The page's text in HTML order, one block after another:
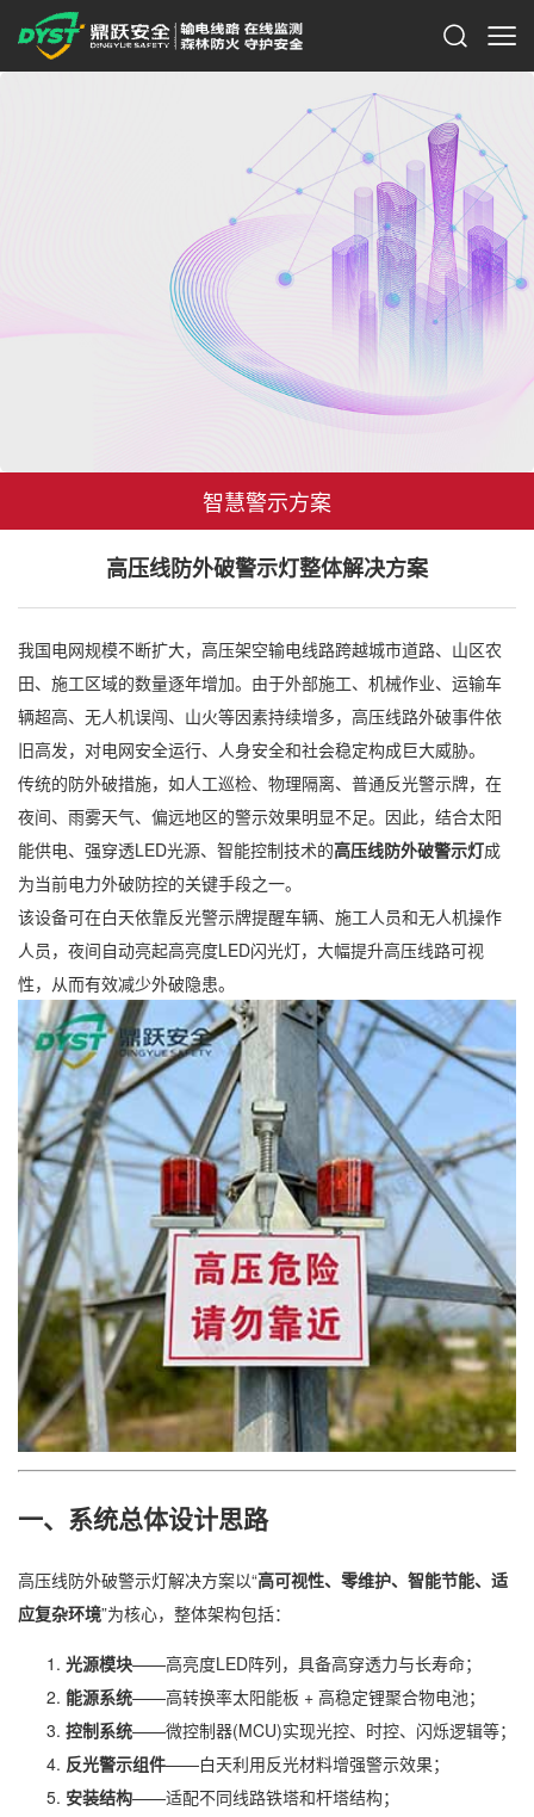
智慧警示方案
高压线防外破警示灯整体解决方案
我国电网规模不断扩大，高压架空输电线路跨越城市道路、山区农
田、施工区域的数量逐年增加。由于外部施工、机械作业、运输车
辆超高、无人机误闯、山火等因素持续增多，高压线路外破事件依
旧高发，对电网安全运行、人身安全和社会稳定构成巨大威胁。
传统的防外破措施，如人工巡检、物理隔离、普通反光警示牌，在
夜间、雨雾天气、偏远地区的警示效果明显不足。因此，结合太阳
能供电、强穿透LED光源、智能控制技术的高压线防外破警示灯成
为当前电力外破防控的关键手段之一。
该设备可在白天依靠反光警示牌提醒车辆、施工人员和无人机操作
人员，夜间自动亮起高亮度LED闪光灯，大幅提升高压线路可视
性，从而有效减少外破隐患。
一、系统总体设计思路
高压线防外破警示灯解决方案以“高可视性、零维护、智能节能、适
应复杂环境”为核心，整体架构包括：
光源模块——高亮度LED阵列，具备高穿透力与长寿命；
能源系统——高转换率太阳能板 + 高稳定锂聚合物电池；
控制系统——微控制器(MCU)实现光控、时控、闪烁逻辑等；
反光警示组件——白天利用反光材料增强警示效果；
安装结构——适配不同线路铁塔和杆塔结构；